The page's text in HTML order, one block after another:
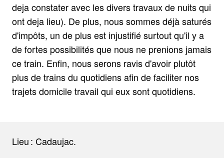
deja constater avec les divers travaux de nuits qui
ont deja lieu). De plus, nous sommes déjà saturés
d'impôts, un de plus est injustifié surtout qu'il y a
de fortes possibilités que nous ne prenions jamais
ce train. Enfin, nous serons ravis d'avoir plutôt
plus de trains du quotidiens afin de faciliter nos
trajets domicile travail qui eux sont quotidiens.
Lieu : Cadaujac.